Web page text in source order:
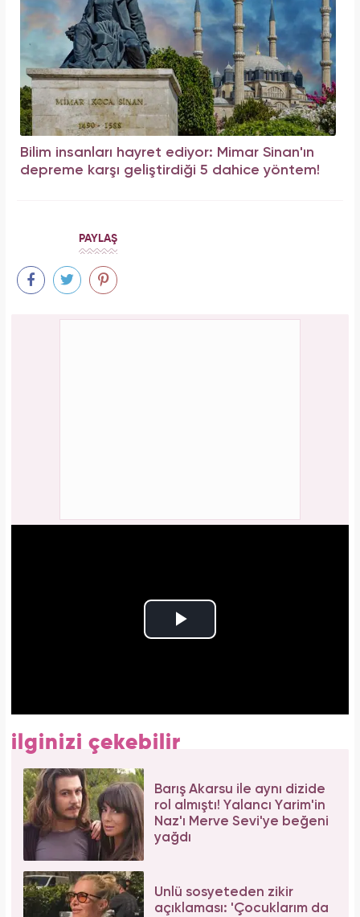
Bilim insanları hayret ediyor: Mimar Sinan'ın
depreme karşı geliştirdiği 5 dahice yöntem!
PAYLAŞ
ilginizi çekebilir
Barış Akarsu ile aynı dizide
rol almıştı! Yalancı Yarim'in
Naz'ı Merve Sevi'ye beğeni
yağdı
Ünlü sosyeteden zikir
açıklaması: 'Çocuklarım da